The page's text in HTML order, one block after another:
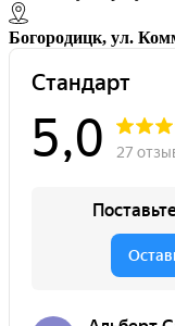
Богородицк, ул.